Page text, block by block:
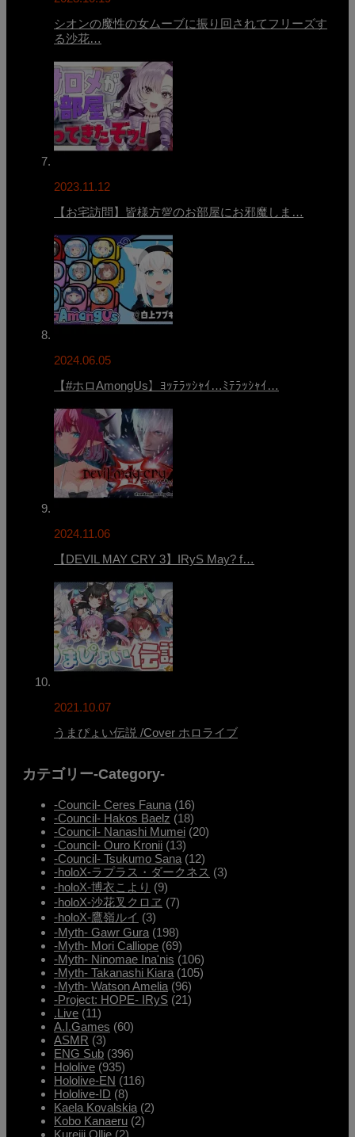
シオンの魔性の女ムーブに振り回されてフリーズす
る沙花…
2023.11.12
【お宅訪問】皆様方💯のお部屋にお邪魔しま…
2024.06.05
【#ホロAmongUs】ﾖｯﾃﾗｯｼｬｲ…ﾐﾃﾗｯｼｬｲ…
2024.11.06
【DEVIL MAY CRY 3】IRyS May? f…
2021.10.07
うまぴょい伝説 /Cover ホロライブ
カテゴリー-Category-
-Council- Ceres Fauna (16)
-Council- Hakos Baelz (18)
-Council- Nanashi Mumei (20)
-Council- Ouro Kronii (13)
-Council- Tsukumo Sana (12)
-holoX-ラプラス・ダークネス (3)
-holoX-博衣こより (9)
-holoX-沙花叉クロヱ (7)
-holoX-鷹嶺ルイ (3)
-Myth- Gawr Gura (198)
-Myth- Mori Calliope (69)
-Myth- Ninomae Ina'nis (106)
-Myth- Takanashi Kiara (105)
-Myth- Watson Amelia (96)
-Project: HOPE- IRyS (21)
.Live (11)
A.I.Games (60)
ASMR (3)
ENG Sub (396)
Hololive (935)
Hololive-EN (116)
Hololive-ID (8)
Kaela Kovalskia (2)
Kobo Kanaeru (2)
Kureiji Ollie (2)